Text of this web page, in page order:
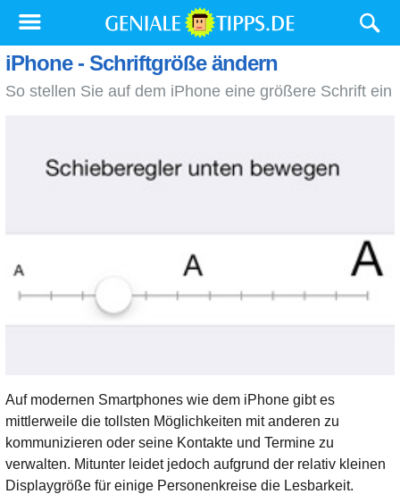
iPhone - Schriftgröße ändern
So stellen Sie auf dem iPhone eine größere Schrift ein
Auf modernen Smartphones wie dem iPhone gibt es
mittlerweile die tollsten Möglichkeiten mit anderen zu
kommunizieren oder seine Kontakte und Termine zu
verwalten. Mitunter leidet jedoch aufgrund der relativ kleinen
Displaygröße für einige Personenkreise die Lesbarkeit.